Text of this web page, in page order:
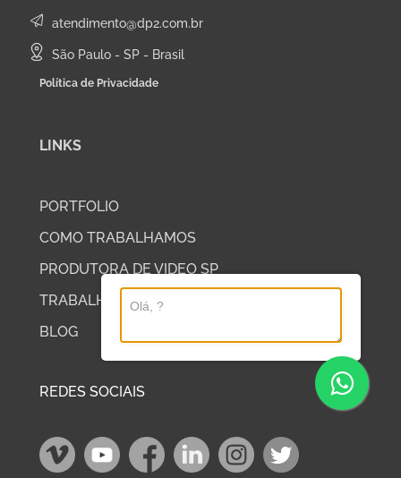
atendimento@dp2.com.br
São Paulo - SP - Brasil
Política de Privacidade
LINKS
PORTFOLIO
COMO TRABALHAMOS
PRODUTORA DE VIDEO SP
TRABALHE COM A DP2
BLOG
REDES SOCIAIS